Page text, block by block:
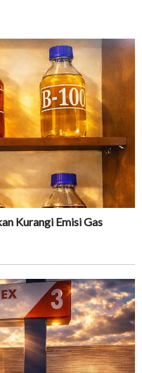
Kurangi Emisi Gas